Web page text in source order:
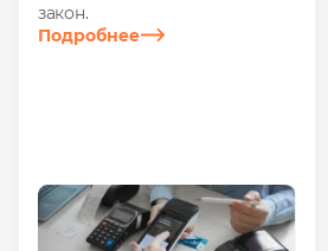
закон.
Подробнее